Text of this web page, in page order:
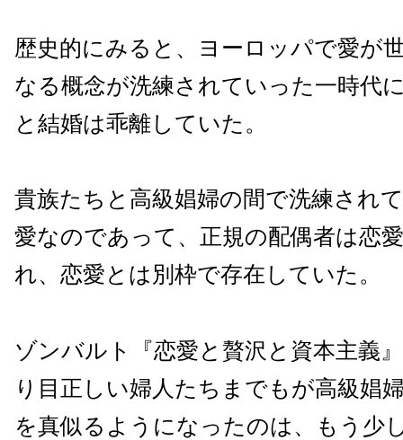
歴史的にみると、ヨーロッパで愛が
なる概念が洗練されていった一時代
と結婚は乖離していた。
貴族たちと高級娼婦の間で洗練され
愛なのであって、正規の配偶者は恋
れ、恋愛とは別枠で存在していた。
ゾンバルト『恋愛と贅沢と資本主義
り目正しい婦人たちまでもが高級娼
を真似るようになったのは、もう少